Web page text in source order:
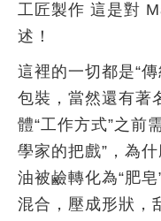
工匠製作 這是對
述！
這裡的一切都是“傳
包裝，當然還有著
體“工作方式”之前
學家的把戲”，為
油被鹼轉化為“肥
混合，壓成形狀，